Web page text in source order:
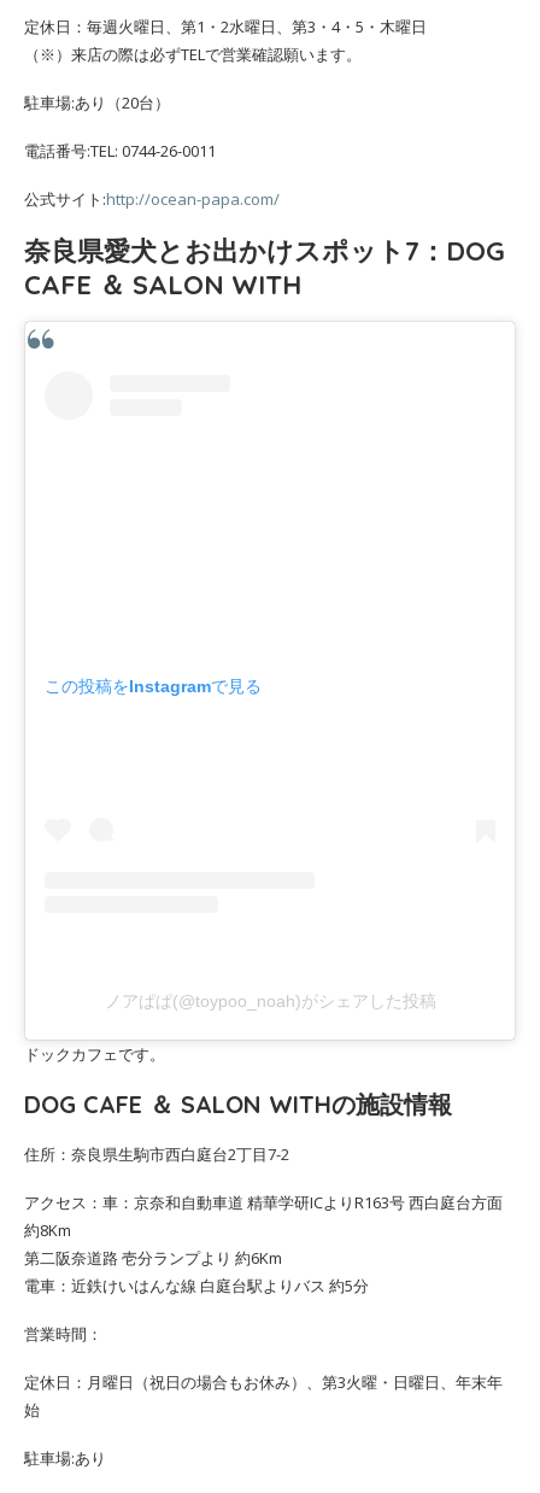
定休日：毎週火曜日、第1・2水曜日、第3・4・5・木曜日
（※）来店の際は必ずTELで営業確認願います。
駐車場:あり（20台）
電話番号:TEL: 0744-26-0011
公式サイト:http://ocean-papa.com/
奈良県愛犬とお出かけスポット7：DOG
CAFE ＆ SALON WITH
この投稿をInstagramで見る
ノアぱぱ(@toypoo_noah)がシェアした投稿
ドックカフェです。
DOG CAFE ＆ SALON WITHの施設情報
住所：奈良県生駒市西白庭台2丁目7-2
アクセス：車：京奈和自動車道 精華学研ICよりR163号 西白庭台方面
約8Km
第二阪奈道路 壱分ランプより 約6Km
電車：近鉄けいはんな線 白庭台駅よりバス 約5分
営業時間：
定休日：月曜日（祝日の場合もお休み）、第3火曜・日曜日、年末年
始
駐車場:あり